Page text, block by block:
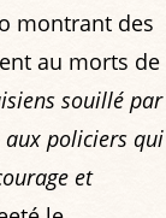
montrant des
au morts de
souillé par
policiers qui
et